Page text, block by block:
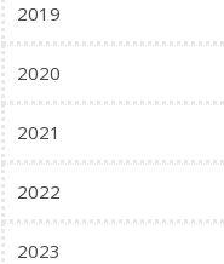
2019
2020
2021
2022
2023